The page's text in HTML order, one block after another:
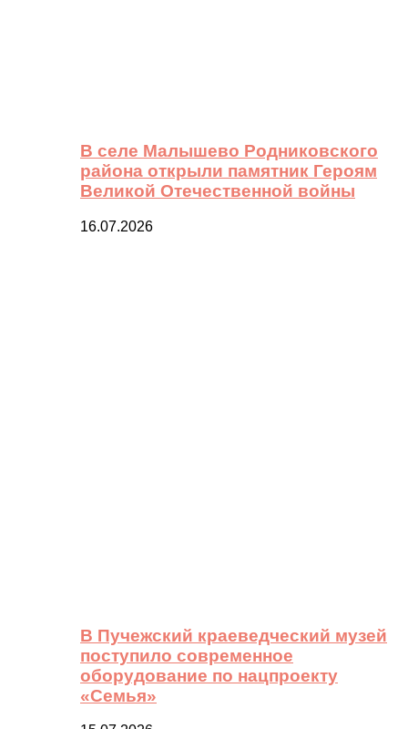
В селе Малышево Родниковского
района открыли памятник Героям
Великой Отечественной войны
16.07.2026
В Пучежский краеведческий музей
поступило современное
оборудование по нацпроекту
«Семья»